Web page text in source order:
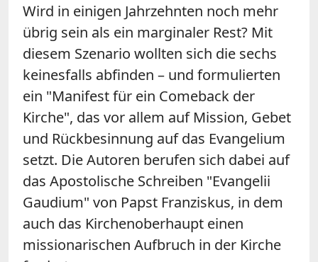
Wird in einigen Jahrzehnten noch mehr
übrig sein als ein marginaler Rest? Mit
diesem Szenario wollten sich die sechs
keinesfalls abfinden – und formulierten
ein "Manifest für ein Comeback der
Kirche", das vor allem auf Mission, Gebet
und Rückbesinnung auf das Evangelium
setzt. Die Autoren berufen sich dabei auf
das Apostolische Schreiben "Evangelii
Gaudium" von Papst Franziskus, in dem
auch das Kirchenoberhaupt einen
missionarischen Aufbruch in der Kirche